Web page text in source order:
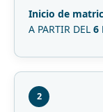
Inicio de
A PARTIR DEL 6
2